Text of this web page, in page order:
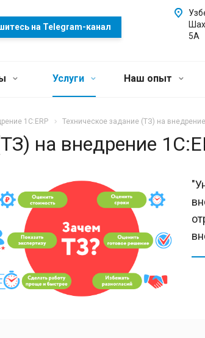
на Telegram-канал
5А
Услуги Наш опыт
1С:ERP Техническое задание (ТЗ) на
на внедрение